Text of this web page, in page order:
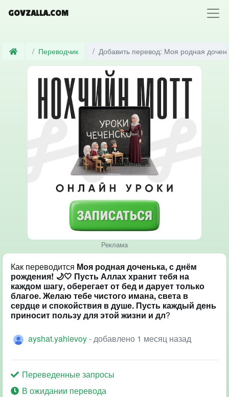
GOVZALLA.COM
Переводчик Добавить перевод: Моя родная
Реклама
Как переводится Моя родная доченька, с днём
рождения! 🌙🤍 Пусть Аллах хранит тебя на
каждом шагу, оберегает от бед и дарует только
благое. Желаю тебе чистого имана, света в
сердце и спокойствия в душе. Пусть каждый день
приносит пользу для этой жизни и дл?
ayshat.yahievoy- добавлено 1 месяц назад
Переведенные запросы
В ожидании перевода